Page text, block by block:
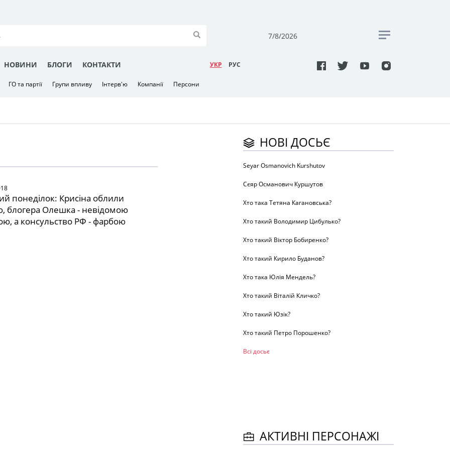
7/8/2026
НОВИНИ БЛОГИ КОНТАКТИ УКР РУC
ГО та партії Групи впливу Інтерв'ю Компанії Персони
понеділок: Крисіна облили
блогера Олешка - невідомою
а консульство РФ - фарбою
НОВІ ДОСЬЄ
Seyar Osmanovich Kurshutov
Сєяр Османович Куршутов
Хто така Тетяна Кагановська?
Хто такий Володимир Цибулько?
Хто такий Віктор Бобиренко?
Хто такий Кирило Буданов?
Хто така Юлія Мендель?
Хто такий Віталій Кличко?
Хто такий Юзік?
Хто такий Петро Порошенко?
Всі досьє
АКТИВНІ ПЕРСОНАЖІ